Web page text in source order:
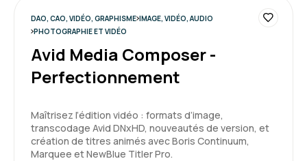
DAO, CAO, VIDÉO, GRAPHISME IMAGE, VIDÉO, AUDIO
PHOTOGRAPHIE ET VIDÉO
Avid Media Composer -
Perfectionnement
Maîtrisez l’édition vidéo : formats d’image,
transcodage Avid DNxHD, nouveautés de version, et
création de titres animés avec Boris Continuum,
Marquee et NewBlue Titler Pro.